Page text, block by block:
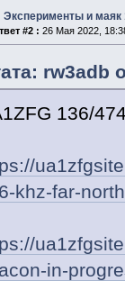
Эксперименты и маяк
#2 : 26 Мая 2022,
rw3adb
136/
khz-far-
in-